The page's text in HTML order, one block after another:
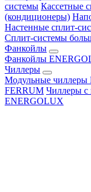
системы Кассетные
(кондиционеры)
Настенные сплит-
Сплит-системы
Фанкойлы
Фанкойлы
Чиллеры
Модульные
FERRUM Чиллеры с
ENERGOLUX